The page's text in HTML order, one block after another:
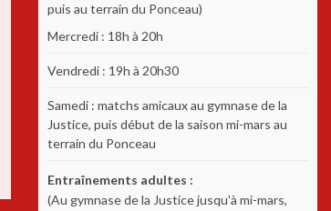
puis au terrain du Ponceau)
Mercredi : 18h à 20h
Vendredi : 19h à 20h30
Samedi : matchs amicaux au gymnase de la
Justice, puis début de la saison mi-mars au
terrain du Ponceau
Entraînements adultes :
(Au gymnase de la Justice jusqu'à mi-mars,